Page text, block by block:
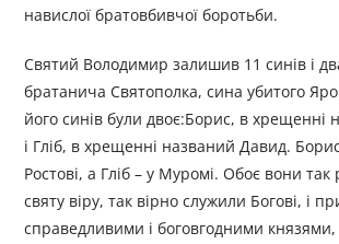
навислої братовбивчої боротьби.
Святий Володимир залишив 11 синів і
братанича Святополка, сина убитого
його синів були двоє:Борис, в хрещенні
і Гліб, в хрещенні названий Давид.
Ростові, а Гліб – у Муромі. Обоє вони
святу віру, так вірно служили Богові, і
справедливими і боговгодними